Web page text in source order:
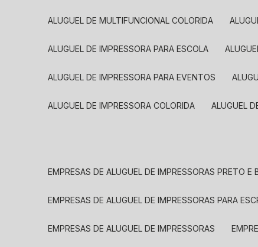
ALUGUEL DE MULTIFUNCIONAL COLORIDA
ALUGUEL DE IMPRESSORA PARA ESCOLA
ALUGUEL DE IMPRESSORA PARA EVENTOS
ALUGUEL DE IMPRESSORA COLORIDA ALUGUEL
EMPRESAS DE ALUGUEL DE IMPRESSORAS PRETO E
EMPRESAS DE ALUGUEL DE IMPRESSORAS PARA
EMPRESAS DE ALUGUEL DE IMPRESSORAS